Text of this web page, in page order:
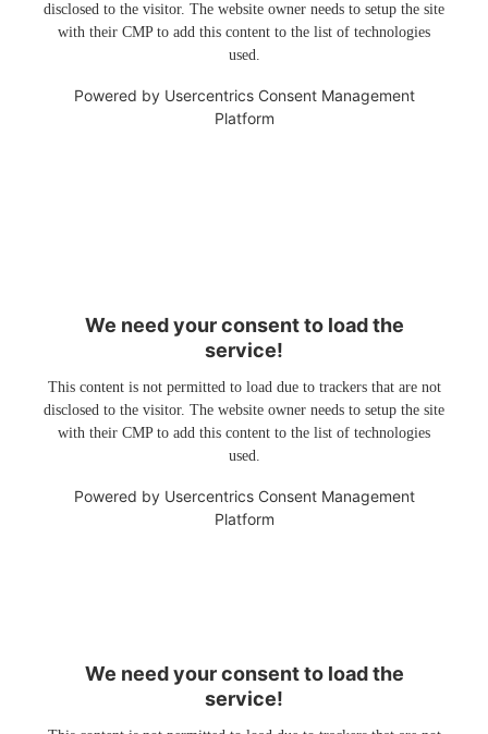
disclosed to the visitor. The website owner needs to setup the site
with their CMP to add this content to the list of technologies
used.
Powered by Usercentrics Consent Management
Platform
We need your consent to load the
service!
This content is not permitted to load due to trackers that are not
disclosed to the visitor. The website owner needs to setup the site
with their CMP to add this content to the list of technologies
used.
Powered by Usercentrics Consent Management
Platform
We need your consent to load the
service!